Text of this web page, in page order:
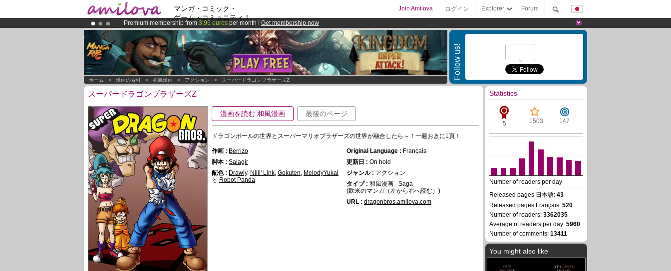
マンガ・コミック・
ゲーム・コミュニティ！
Forum
Explorer
ログイン
Join Amilova
Premium membership from 3.95 euros per month ! Get membership now
AmilovaKickstarter is now LIVE!.
Already 100000 membersand 1000 comics & mangas!.
Follow us!
ホーム > 漫画の索引 > 和風漫画 > アクション > スーパードラゴンブラザーズZ
スーパードラゴンブラザーズZ
漫画を読む 和風漫画 最後のページ
ドラゴンボールの世界とスーパーマリオブラザーズの世界が融合したら～！一週おきに1頁！
作画 : Berrizo
脚本 : Salagir
配色 : Drawly, Niiii' Link, Gokuten, MelodyYukai
と Robot Panda
Original Language : Français
更新日 : On hold
ジャンル : アクション
タイプ : 和風漫画 - Saga
(欧米のマンガ（左から右へ読む）)
URL : dragonbros.amilova.com
Statistics
5 1503 147
Number of readers per day
Released pages 日本語: 43
Released pages Français: 520
Number of readers: 3362035
Average of readers per day: 5960
Number of comments: 13411
You might also like